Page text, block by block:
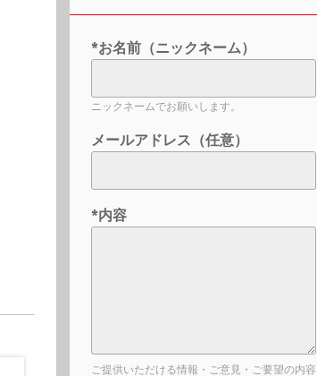
*お名前（ニックネーム）
ニックネームでお願いします。
メールアドレス（任意）
*内容
ご提供いただける情報・ご意見・ご要望の内容